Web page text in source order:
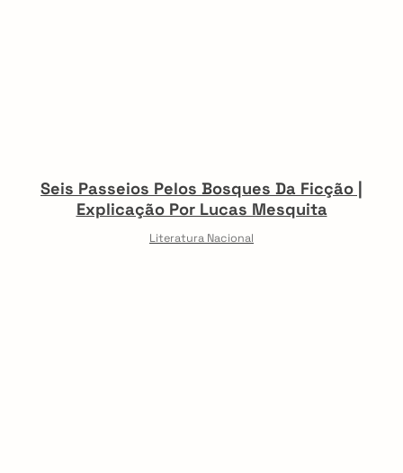
Seis Passeios Pelos Bosques Da Ficção |
Explicação Por Lucas Mesquita
Literatura Nacional